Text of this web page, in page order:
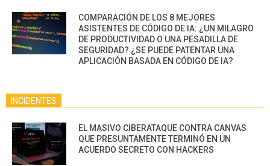
COMPARACIÓN DE LOS 8 MEJORES
ASISTENTES DE CÓDIGO DE IA: ¿UN MILAGRO
DE PRODUCTIVIDAD O UNA PESADILLA DE
SEGURIDAD? ¿SE PUEDE PATENTAR UNA
APLICACIÓN BASADA EN CÓDIGO DE IA?
INCIDENTES
EL MASIVO CIBERATAQUE CONTRA CANVAS
QUE PRESUNTAMENTE TERMINÓ EN UN
ACUERDO SECRETO CON HACKERS